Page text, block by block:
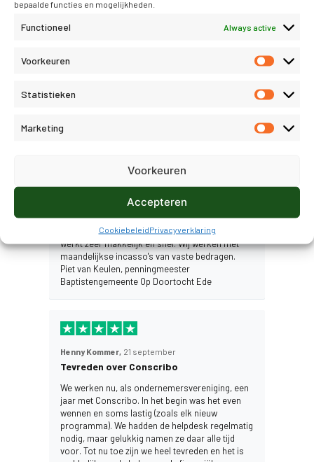
bepaalde functies en mogelijkheden.
Functioneel Always active
Voorkeuren
Statistieken
Marketing
Accepteren
Voorkeuren
CookiebeleidPrivacyverklaring
Ad Dekker,
24 september
Tevreden over incassomodule
Wij werken al meer dan 5 jaar met Conscribo
voor de financiële administratie van onze kerk.
We zijn zeer tevreden. Vooral de incassomodule
werkt zeer makkelijk en snel. Wij werken met
maandelijkse incasso's van vaste bedragen.
Piet van Keulen, penningmeester
Baptistengemeente Op Doortocht Ede
Henny Kommer, 21 september
Tevreden over Conscribo
We werken nu, als ondernemersvereniging, een
jaar met Conscribo. In het begin was het even
wennen en soms lastig (zoals elk nieuw
programma). We hadden de helpdesk regelmatig
nodig, maar gelukkig namen ze daar alle tijd
voor. Tot nu toe zijn we heel tevreden en het is